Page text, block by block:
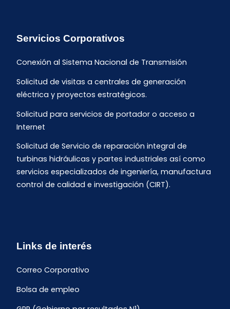
Servicios Corporativos
Conexión al Sistema Nacional de Transmisión
Solicitud de visitas a centrales de generación
eléctrica y proyectos estratégicos.
Solicitud para servicios de portador o acceso a
Internet
Solicitud de Servicio de reparación integral de
turbinas hidráulicas y partes industriales así como
servicios especializados de ingeniería, manufactura
control de calidad e investigación (CIRT).
Links de interés
Correo Corporativo
Bolsa de empleo